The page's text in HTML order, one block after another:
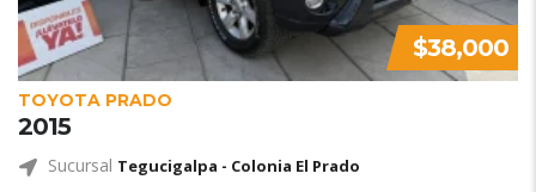
$38,000
TOYOTA PRADO
2015
Sucursal Tegucigalpa - Colonia El Prado